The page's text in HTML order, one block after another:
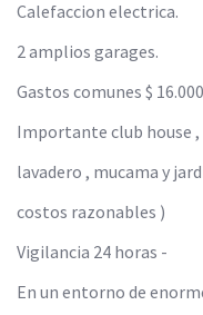
Calefaccion electrica.
2 amplios garages.
Gastos comunes $
Importante club house
lavadero , mucama y
costos razonables )
Vigilancia 24 horas -
En un entorno de